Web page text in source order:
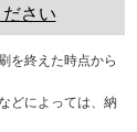
さい
を終えた時点から
どによっては、納